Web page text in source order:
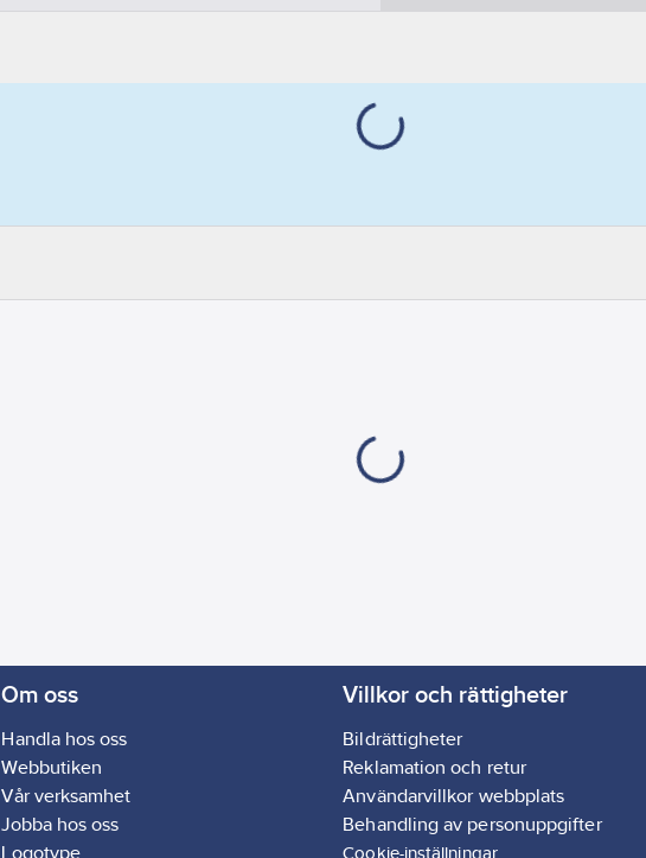
Enhetens bredd:83
Artikelnummer
Om oss
Handla hos oss
Webbutiken
Vår verksamhet
Jobba hos oss
Logotype
Villkor och rättigheter
Bildrättigheter
Reklamation och retur
Användarvillkor webbplats
Behandling av personuppgifter
Cookie-inställningar